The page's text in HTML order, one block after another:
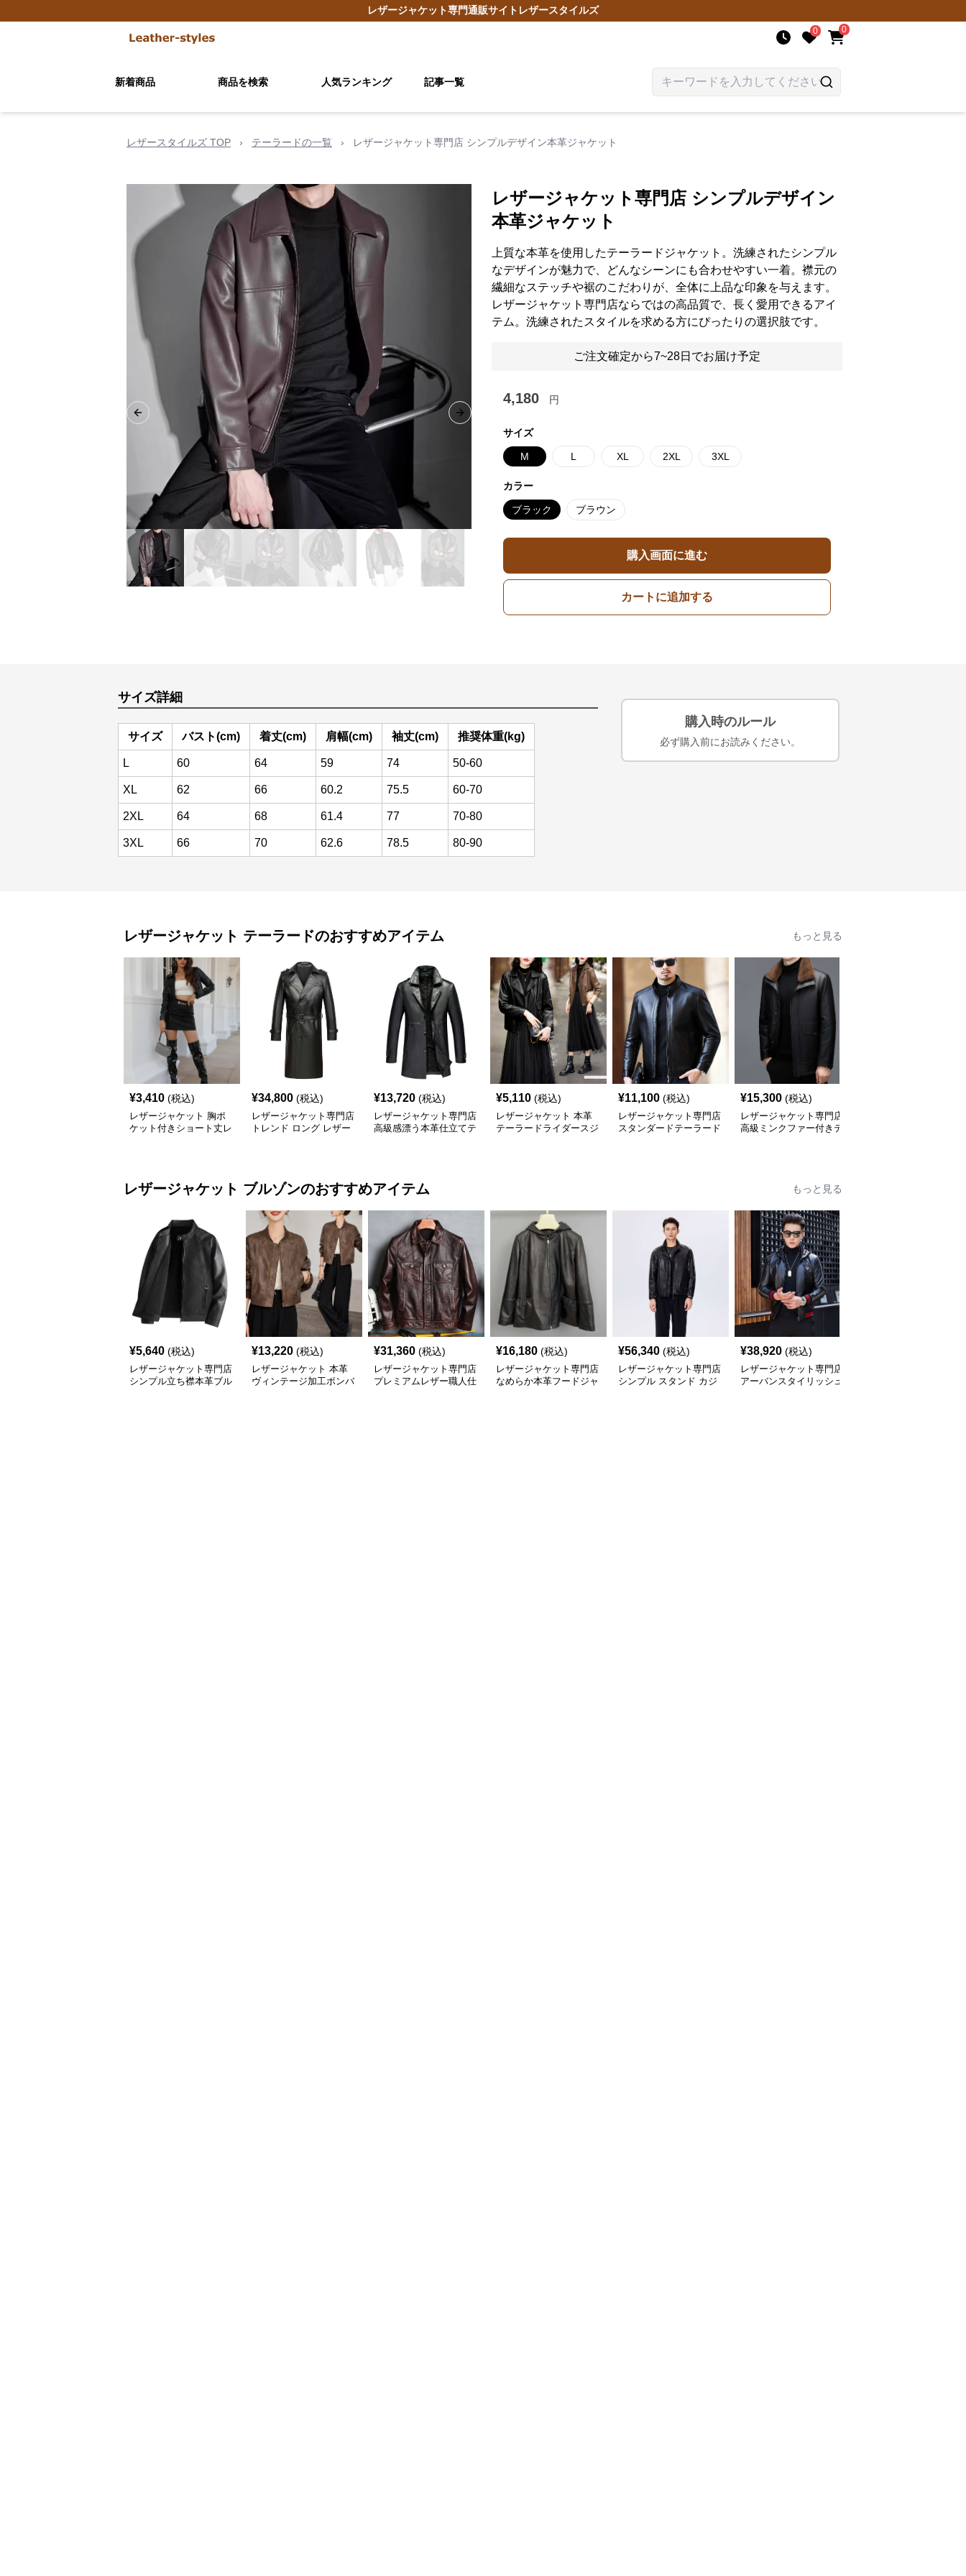
レザージャケット専門通販サイト レザースタイルズ
0 0
新着商品 商品を検索 人気ランキング 記事一覧
レザースタイルズ TOP › テーラードの一覧 › レザージャケット専門店 シンプルデザイン本革ジャケット
Previous slide Next slide
レザージャケット専門店 シンプルデザイン
本革ジャケット
上質な本革を使用したテーラードジャケット。洗練されたシンプル
なデザインが魅力で、どんなシーンにも合わせやすい一着。襟元の
繊細なステッチや裾のこだわりが、全体に上品な印象を与えます。
レザージャケット専門店ならではの高品質で、長く愛用できるアイ
テム。洗練されたスタイルを求める方にぴったりの選択肢です。
ご注文確定から7~28日でお届け予定
4,180 円
サイズ
M L XL 2XL 3XL
カラー
ブラック ブラウン
購入画面に進む
カートに追加する
サイズ詳細
サイズ バスト(cm) 着丈(cm) 肩幅(cm) 袖丈(cm) 推奨体重(kg)
L 60 64 59 74 50-60
XL 62 66 60.2 75.5 60-70
2XL 64 68 61.4 77 70-80
3XL 66 70 62.6 78.5 80-90
購入時のルール
必ず購入前にお読みください。
レザージャケット テーラードのおすすめアイテム もっと見る
¥3,410 (税込)
レザージャケット 胸ポ
ケット付きショート丈レ
¥34,800 (税込)
レザージャケット専門店
トレンド ロング レザー
¥13,720 (税込)
レザージャケット専門店
高級感漂う本革仕立てテ
¥5,110 (税込)
レザージャケット 本革
テーラードライダースジ
¥11,100 (税込)
レザージャケット専門店
スタンダードテーラード
¥15,300 (税込)
レザージャケット専門店
高級ミンクファー付きテ
レザージャケット ブルゾンのおすすめアイテム もっと見る
¥5,640 (税込)
レザージャケット専門店
シンプル立ち襟本革ブル
¥13,220 (税込)
レザージャケット 本革
ヴィンテージ加工ボンバ
¥31,360 (税込)
レザージャケット専門店
プレミアムレザー職人仕
¥16,180 (税込)
レザージャケット専門店
なめらか本革フードジャ
¥56,340 (税込)
レザージャケット専門店
シンプル スタンド カジ
¥38,920 (税込)
レザージャケット専門店
アーバンスタイリッシュ